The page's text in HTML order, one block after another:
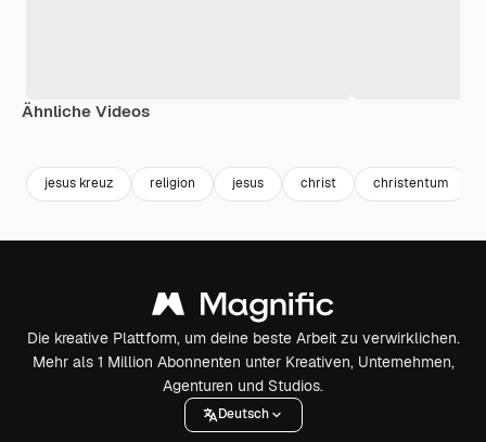
Ähnliche Videos
jesus kreuz religion jesus christ christentum
Die kreative Plattform, um deine beste Arbeit zu verwirklichen.
Mehr als 1 Million Abonnenten unter Kreativen, Unternehmen,
Agenturen und Studios.
Deutsch